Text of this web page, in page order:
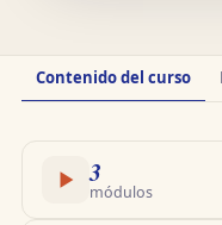
Información
del
Contenido del curso
3
módulos